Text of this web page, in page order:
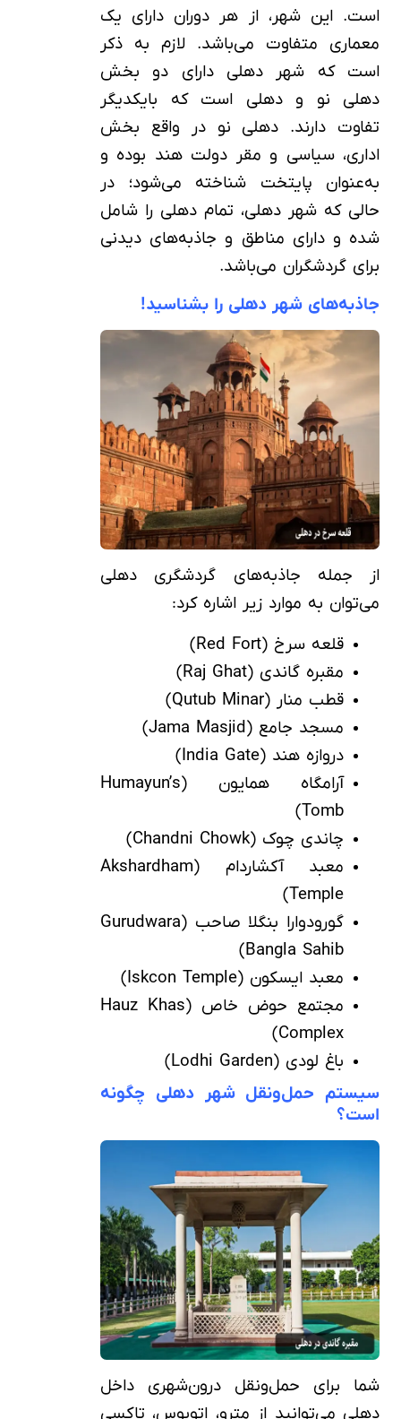
است. این شهر، از هر دوران دارای یک
معماری متفاوت می‌باشد. لازم به ذکر
است که شهر دهلی دارای دو بخش
دهلی نو و دهلی است که بایکدیگر
تفاوت دارند. دهلی نو در واقع بخش
اداری، سیاسی و مقر دولت هند بوده و
به‌عنوان پایتخت شناخته می‌شود؛ در
حالی که شهر دهلی، تمام دهلی را شامل
شده و دارای مناطق و جاذبه‌های دیدنی
برای گردشگران می‌باشد.
جاذبه‌های شهر دهلی را بشناسید!
از جمله جاذبه‌های گردشگری دهلی
می‌توان به موارد زیر اشاره کرد:
قلعه سرخ (Red Fort)
مقبره گاندی (Raj Ghat)
قطب منار (Qutub Minar)
مسجد جامع (Jama Masjid)
دروازه هند (India Gate)
آرامگاه همایون (Humayun’s
Tomb)
چاندی چوک (Chandni Chowk)
معبد آکشاردام (Akshardham
Temple)
گورودوارا بنگلا صاحب (Gurudwara
Bangla Sahib)
معبد ایسکون (Iskcon Temple)
مجتمع حوض خاص (Hauz Khas
Complex)
باغ لودی (Lodhi Garden)
سیستم حمل‌ونقل شهر دهلی چگونه
است؟
شما برای حمل‌ونقل درون‌شهری داخل
دهلی می‌توانید از مترو، اتوبوس، تاکسی